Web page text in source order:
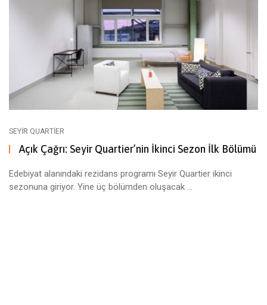
SEYIR QUARTIER
Açık Çağrı: Seyir Quartier’nin İkinci Sezon İlk Bölümü
Edebiyat alanındaki rezidans programı Seyir Quartier ikinci
sezonuna giriyor. Yine üç bölümden oluşacak ...